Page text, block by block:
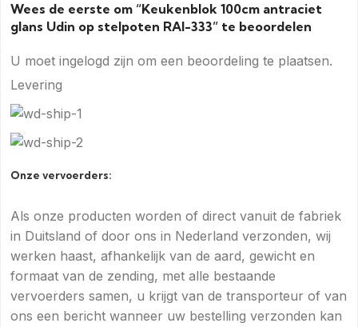
Wees de eerste om “Keukenblok 100cm antraciet
glans Udin op stelpoten RAI-333” te beoordelen
U moet ingelogd zijn om een beoordeling te plaatsen.
Levering
Onze vervoerders:
Als onze producten worden of direct vanuit de fabriek
in Duitsland of door ons in Nederland verzonden, wij
werken haast, afhankelijk van de aard, gewicht en
formaat van de zending, met alle bestaande
vervoerders samen, u krijgt van de transporteur of van
ons een bericht wanneer uw bestelling verzonden kan